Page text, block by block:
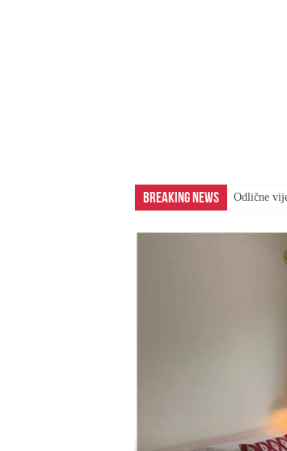
Breaking News Odlične